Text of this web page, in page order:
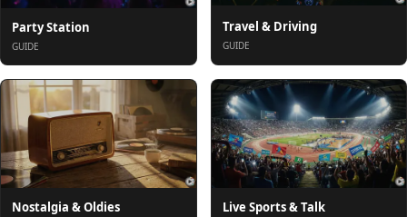
Party Station
GUIDE
Travel & Driving
GUIDE
Nostalgia & Oldies Live Sports & Talk